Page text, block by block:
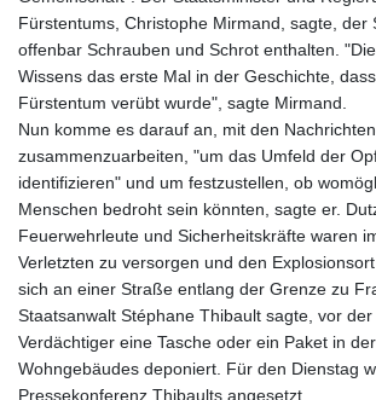
Fürstentums, Christophe Mirmand, sagte, der
offenbar Schrauben und Schrot enthalten.
Wissens das erste Mal in der Geschichte,
Fürstentum verübt wurde", sagte Mirmand.
Nun komme es darauf an, mit den
zusammenzuarbeiten, "um das Umfeld der
identifizieren" und um festzustellen, ob
Menschen bedroht sein könnten, sagte er.
Feuerwehrleute und Sicherheitskräfte waren
Verletzten zu versorgen und den
sich an einer Straße entlang der Grenze zu
Staatsanwalt Stéphane Thibault sagte, vor
Verdächtiger eine Tasche oder ein Paket in
Wohngebäudes deponiert. Für den Dienstag
Pressekonferenz Thibaults angesetzt.